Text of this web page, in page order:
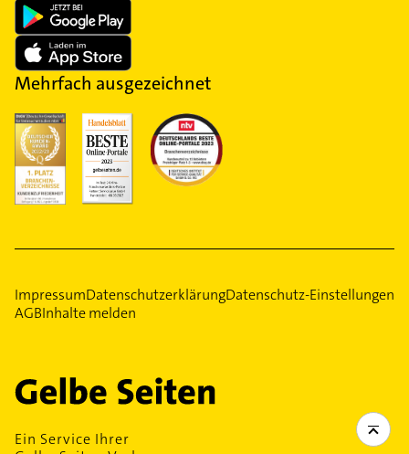
Mehrfach ausgezeichnet
ImpressumDatenschutzerklärungDatenschutz-Einstellungen
AGBInhalte melden
Ein Service Ihrer